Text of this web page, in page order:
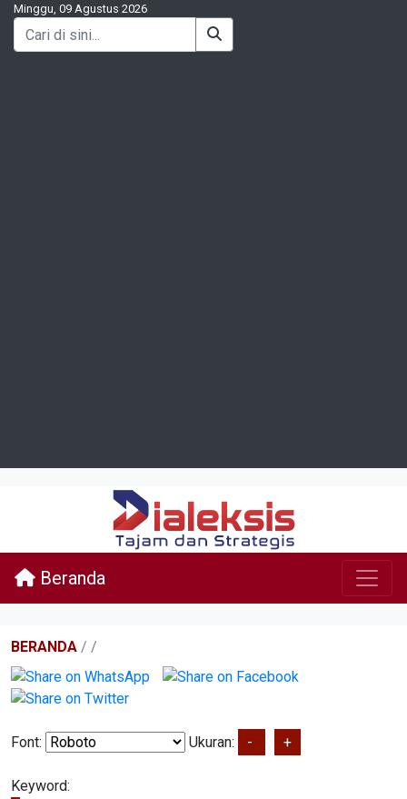
Minggu, 09 Agustus 2026
Beranda
BERANDA / /
Font: Ukuran: - +
Keyword: